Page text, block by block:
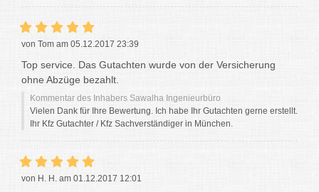
von Tom am 05.12.2017 23:39
Top service. Das Gutachten wurde von der Versicherung
ohne Abzüge bezahlt.
Kommentar des Inhabers Sawalha Ingenieurbüro
Vielen Dank für Ihre Bewertung. Ich habe Ihr Gutachten gerne erstellt.
Ihr Kfz Gutachter / Kfz Sachverständiger in München.
von H. H. am 01.12.2017 12:01